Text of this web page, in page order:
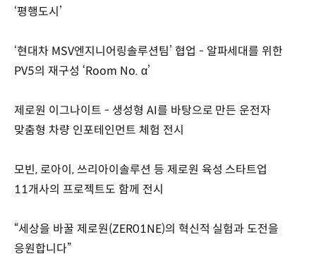
‘평행도시’
‘현대차 MSV엔지니어링솔루션팀’ 협업 - 알파세대를 위한
PV5의 재구성 ‘Room No. α’
제로원 이그나이트 - 생성형 AI를 바탕으로 만든 운전자
맞춤형 차량 인포테인먼트 체험 전시
모빈, 로아이, 쓰리아이솔루션 등 제로원 육성 스타트업
11개사의 프로젝트도 함께 전시
“세상을 바꿀 제로원(ZER01NE)의 혁신적 실험과 도전을
응원합니다”